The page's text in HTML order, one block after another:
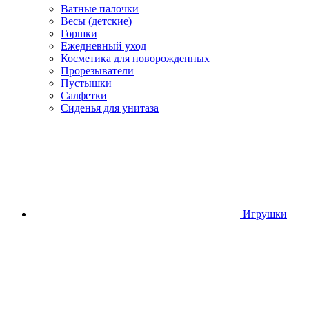
Ватные палочки
Весы (детские)
Горшки
Ежедневный уход
Косметика для новорожденных
Прорезыватели
Пустышки
Салфетки
Сиденья для унитаза
Игрушки